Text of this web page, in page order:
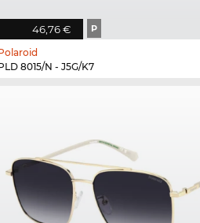
46,76 € P
8015/N - J5G/K7